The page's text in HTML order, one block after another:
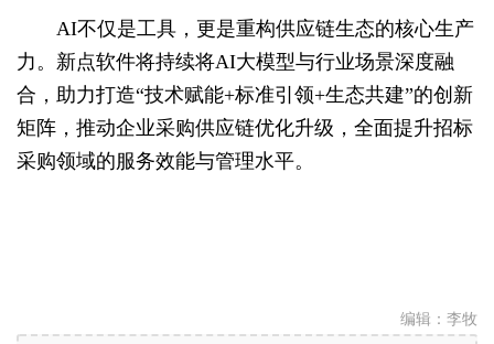
AI不仅是工具，更是重构供应链生态的核心生产
力。新点软件将持续将AI大模型与行业场景深度融
合，助力打造“技术赋能+标准引领+生态共建”的创新
矩阵，推动企业采购供应链优化升级，全面提升招标
采购领域的服务效能与管理水平。
编辑： 李牧